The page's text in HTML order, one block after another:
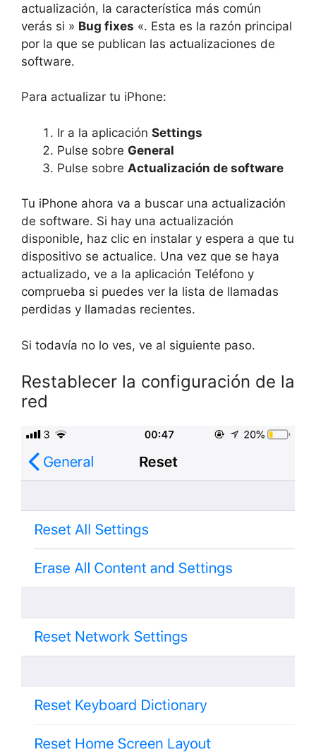
actualización, la característica más común
verás si » Bug fixes «. Esta es la razón principal
por la que se publican las actualizaciones de
software.
Para actualizar tu iPhone:
Ir a la aplicación Settings
Pulse sobre General
Pulse sobre Actualización de software
Tu iPhone ahora va a buscar una actualización
de software. Si hay una actualización
disponible, haz clic en instalar y espera a que tu
dispositivo se actualice. Una vez que se haya
actualizado, ve a la aplicación Teléfono y
comprueba si puedes ver la lista de llamadas
perdidas y llamadas recientes.
Si todavía no lo ves, ve al siguiente paso.
Restablecer la configuración de la
red